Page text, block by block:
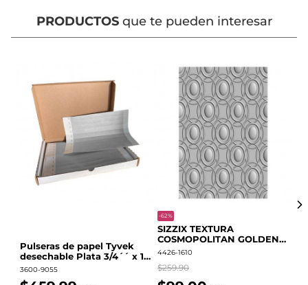
PRODUCTOSque te pueden interesar
Pulseras de papel Tyvek
desechable Plata 3/4´´ x 10
´´
3600-9055
-62%
SIZZIX TEXTURA
COSMOPOLITAN GOLDEN
RINGS S.PARK 666700
4426-1610
$259.90